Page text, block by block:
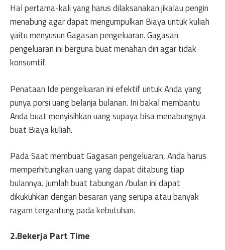
Hal pertama-kali yang harus dilaksanakan jikalau pengin
menabung agar dapat mengumpulkan Biaya untuk kuliah
yaitu menyusun Gagasan pengeluaran. Gagasan
pengeluaran ini berguna buat menahan diri agar tidak
konsumtif.
Penataan Ide pengeluaran ini efektif untuk Anda yang
punya porsi uang belanja bulanan. Ini bakal membantu
Anda buat menyisihkan uang supaya bisa menabungnya
buat Biaya kuliah.
Pada Saat membuat Gagasan pengeluaran, Anda harus
memperhitungkan uang yang dapat ditabung tiap
bulannya. Jumlah buat tabungan /bulan ini dapat
dikukuhkan dengan besaran yang serupa atau banyak
ragam tergantung pada kebutuhan.
2.Bekerja Part Time